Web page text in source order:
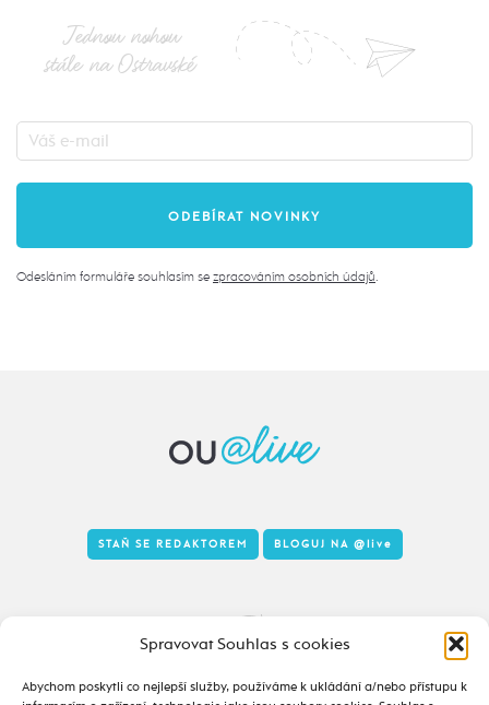
Spravovat Souhlas s cookies
Abychom poskytli co nejlepší služby, používáme k ukládání a/nebo přístupu k
Jednou nohou
stále na Ostravské
Odesláním formuláře souhlasím se zpracováním osobních údajů
Tady to taky žije
STAŇ SE REDAKTOREM BLOGUJ NA @live